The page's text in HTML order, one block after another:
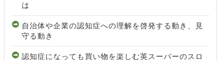
は
自治体や企業の認知症への理解を啓発する動き、見
守る動き
認知症になっても買い物を楽しむ英スーパーのスロ